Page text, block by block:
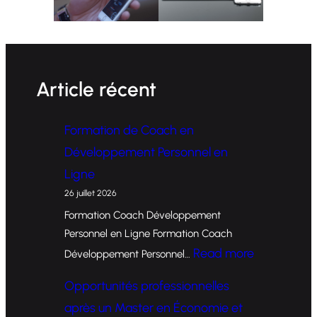
Article récent
Formation de Coach en
Développement Personnel en
Ligne
26 juillet 2026
Formation Coach Développement
Personnel en Ligne Formation Coach
Développement Personnel… Read more:
Opportunités professionnelles
après un Master en Économie et